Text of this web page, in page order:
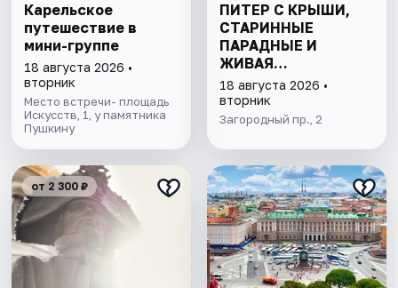
Карельское
путешествие в
мини-группе
18 августа 2026 •
вторник
Место встречи- площадь
Искусств, 1, у памятника
Пушкину
ПИТЕР С КРЫШИ,
СТАРИННЫЕ
ПАРАДНЫЕ И
ЖИВАЯ
КОММУНАЛКА
ДОВЛАТОВА
18 августа 2026 •
вторник
Загородный пр., 2
от 2 300 ₽